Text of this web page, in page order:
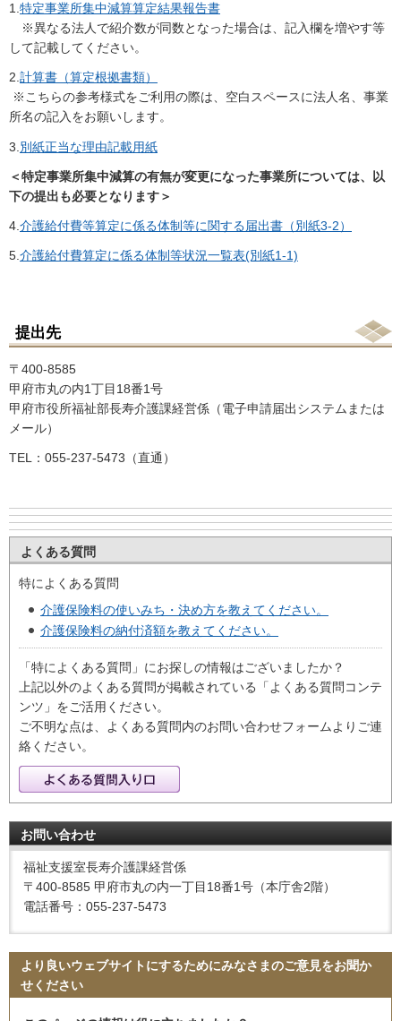
1.特定事業所集中減算算定結果報告書
※異なる法人で紹介数が同数となった場合は、記入欄を増やす等
して記載してください。
2.計算書（算定根拠書類）
※こちらの参考様式をご利用の際は、空白スペースに法人名、事業
所名の記入をお願いします。
3. 別紙正当な理由記載用紙
＜特定事業所集中減算の有無が変更になった事業所については、以
下の提出も必要となります＞
4. 介護給付費等算定に係る体制等に関する届出書（別紙3-2）
5.介護給付費算定に係る体制等状況一覧表(別紙1-1)
提出先
〒400-8585
甲府市丸の内1丁目18番1号
甲府市役所福祉部長寿介護課経営係（電子申請届出システムまたは
メール）
TEL：055-237-5473（直通）
よくある質問
特によくある質問
介護保険料の使いみち・決め方を教えてください。
介護保険料の納付済額を教えてください。
「特によくある質問」にお探しの情報はございましたか？
上記以外のよくある質問が掲載されている「よくある質問コンテ
ンツ」をご活用ください。
ご不明な点は、よくある質問内のお問い合わせフォームよりご連
絡ください。
お問い合わせ
福祉支援室長寿介護課経営係
〒400-8585 甲府市丸の内一丁目18番1号（本庁舎2階）
電話番号：055-237-5473
より良いウェブサイトにするためにみなさまのご意見をお聞か
せください